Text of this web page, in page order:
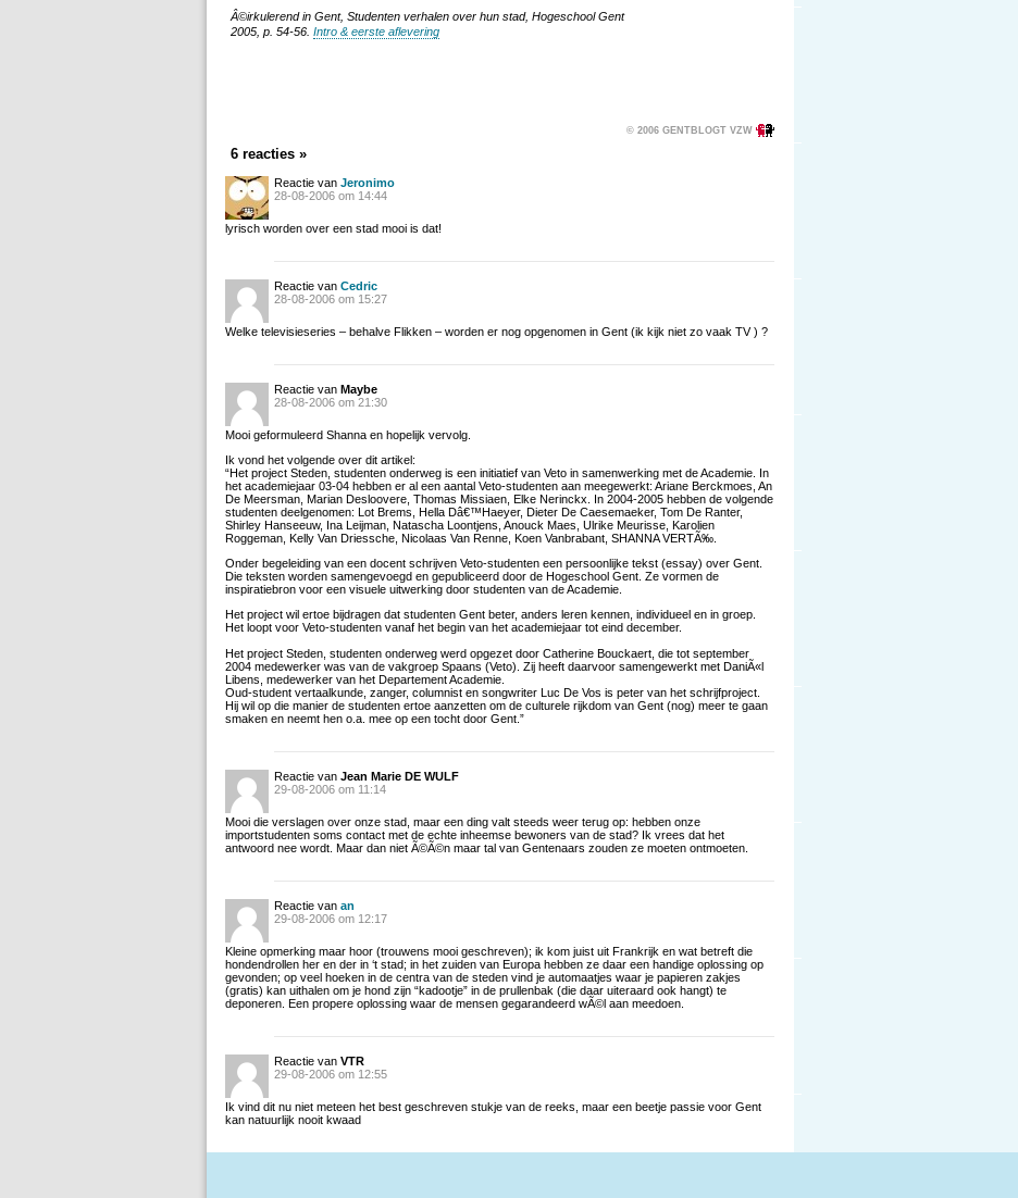
Â©irkulerend in Gent, Studenten verhalen over hun stad, Hogeschool Gent
2005, p. 54-56. Intro & eerste aflevering
© 2006 GENTBLOGT VZW
6 reacties »
Reactie van Jeronimo
28-08-2006 om 14:44
lyrisch worden over een stad mooi is dat!
Reactie van Cedric
28-08-2006 om 15:27
Welke televisieseries – behalve Flikken – worden er nog opgenomen in Gent (ik kijk niet zo vaak TV ) ?
Reactie van Maybe
28-08-2006 om 21:30
Mooi geformuleerd Shanna en hopelijk vervolg.
Ik vond het volgende over dit artikel:
“Het project Steden, studenten onderweg is een initiatief van Veto in samenwerking met de Academie. In
het academiejaar 03-04 hebben er al een aantal Veto-studenten aan meegewerkt: Ariane Berckmoes, An
De Meersman, Marian Desloovere, Thomas Missiaen, Elke Nerinckx. In 2004-2005 hebben de volgende
studenten deelgenomen: Lot Brems, Hella Dâ€™Haeyer, Dieter De Caesemaeker, Tom De Ranter,
Shirley Hanseeuw, Ina Leijman, Natascha Loontjens, Anouck Maes, Ulrike Meurisse, Karolien
Roggeman, Kelly Van Driessche, Nicolaas Van Renne, Koen Vanbrabant, SHANNA VERTÃ‰.
Onder begeleiding van een docent schrijven Veto-studenten een persoonlijke tekst (essay) over Gent.
Die teksten worden samengevoegd en gepubliceerd door de Hogeschool Gent. Ze vormen de
inspiratiebron voor een visuele uitwerking door studenten van de Academie.
Het project wil ertoe bijdragen dat studenten Gent beter, anders leren kennen, individueel en in groep.
Het loopt voor Veto-studenten vanaf het begin van het academiejaar tot eind december.
Het project Steden, studenten onderweg werd opgezet door Catherine Bouckaert, die tot september
2004 medewerker was van de vakgroep Spaans (Veto). Zij heeft daarvoor samengewerkt met DaniÃ«l
Libens, medewerker van het Departement Academie.
Oud-student vertaalkunde, zanger, columnist en songwriter Luc De Vos is peter van het schrijfproject.
Hij wil op die manier de studenten ertoe aanzetten om de culturele rijkdom van Gent (nog) meer te gaan
smaken en neemt hen o.a. mee op een tocht door Gent.”
Reactie van Jean Marie DE WULF
29-08-2006 om 11:14
Mooi die verslagen over onze stad, maar een ding valt steeds weer terug op: hebben onze
importstudenten soms contact met de echte inheemse bewoners van de stad? Ik vrees dat het
antwoord nee wordt. Maar dan niet Ã©Ã©n maar tal van Gentenaars zouden ze moeten ontmoeten.
Reactie van an
29-08-2006 om 12:17
Kleine opmerking maar hoor (trouwens mooi geschreven); ik kom juist uit Frankrijk en wat betreft die
hondendrollen her en der in ‘t stad; in het zuiden van Europa hebben ze daar een handige oplossing op
gevonden; op veel hoeken in de centra van de steden vind je automaatjes waar je papieren zakjes
(gratis) kan uithalen om je hond zijn “kadootje” in de prullenbak (die daar uiteraard ook hangt) te
deponeren. Een propere oplossing waar de mensen gegarandeerd wÃ©l aan meedoen.
Reactie van VTR
29-08-2006 om 12:55
Ik vind dit nu niet meteen het best geschreven stukje van de reeks, maar een beetje passie voor Gent
kan natuurlijk nooit kwaad